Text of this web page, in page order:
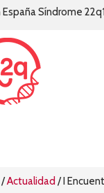
Síndrome
/Actualidad /I